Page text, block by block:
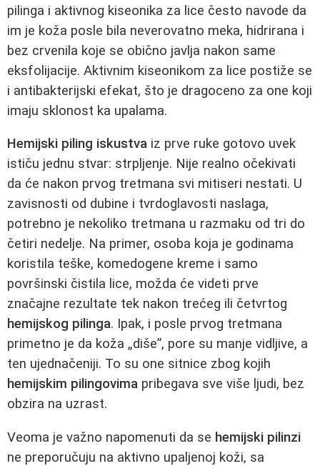
pilinga i aktivnog kiseonika za lice često navode da
im je koža posle bila neverovatno meka, hidrirana i
bez crvenila koje se obično javlja nakon same
eksfolijacije. Aktivnim kiseonikom za lice postiže se
i antibakterijski efekat, što je dragoceno za one koji
imaju sklonost ka upalama.
Hemijski piling iskustva iz prve ruke gotovo uvek
ističu jednu stvar: strpljenje. Nije realno očekivati
da će nakon prvog tretmana svi mitiseri nestati. U
zavisnosti od dubine i tvrdoglavosti naslaga,
potrebno je nekoliko tretmana u razmaku od tri do
četiri nedelje. Na primer, osoba koja je godinama
koristila teške, komedogene kreme i samo
površinski čistila lice, možda će videti prve
značajne rezultate tek nakon trećeg ili četvrtog
hemijskog pilinga. Ipak, i posle prvog tretmana
primetno je da koža „diše”, pore su manje vidljive, a
ten ujednačeniji. To su one sitnice zbog kojih
hemijskim pilingovima pribegava sve više ljudi, bez
obzira na uzrast.
Veoma je važno napomenuti da se hemijski pilinzi
ne preporučuju na aktivno upaljenoj koži, sa